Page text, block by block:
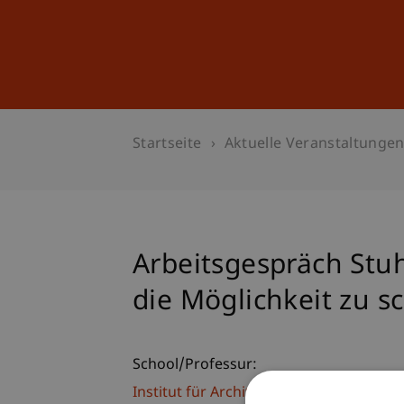
Startseite Aktuelle Veranstaltungen
Arbeitsgespräch
die Möglichkeit zu
School/Professur:
Institut für Architektur und